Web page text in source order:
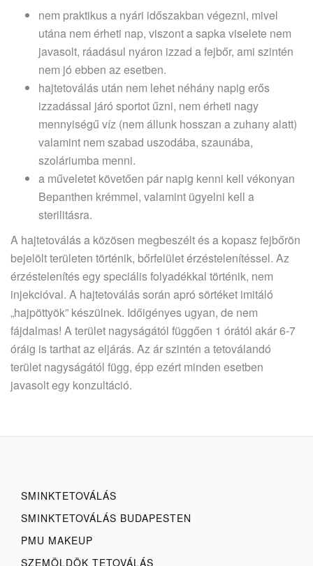
nem praktikus a nyári időszakban végezni, mivel
utána nem érheti nap, viszont a sapka viselete nem
javasolt, ráadásul nyáron izzad a fejbőr, ami szintén
nem jó ebben az esetben.
hajtetoválás után nem lehet néhány napig erős
izzadással járó sportot űzni, nem érheti nagy
mennyiségű víz (nem állunk hosszan a zuhany alatt)
valamint nem szabad uszodába, szaunába,
szoláriumba menni.
a műveletet követően pár napig kenni kell vékonyan
Bepanthen krémmel, valamint ügyelni kell a
sterilitásra.
A hajtetoválás a közösen megbeszélt és a kopasz fejbőrön
bejelölt területen történik, bőrfelület érzéstelenítéssel. Az
érzéstelenítés egy speciális folyadékkal történik, nem
injekcióval. A hajtetoválás során apró sörtéket imitáló
„hajpöttyök” készülnek. Időigényes ugyan, de nem
fájdalmas! A terület nagyságától függően 1 órától akár 6-7
óráig is tarthat az eljárás. Az ár szintén a tetoválandó
terület nagyságától függ, épp ezért minden esetben
javasolt egy konzultáció.
SMINKTETOVÁLÁS
SMINKTETOVÁLÁS BUDAPESTEN
PMU MAKEUP
SZEMÖLDÖK TETOVÁLÁS